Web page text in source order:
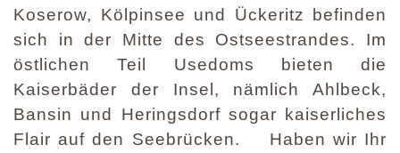
Koserow, Kölpinsee und Ückeritz befinden
sich in der Mitte des Ostseestrandes. Im
östlichen Teil Usedoms bieten die
Kaiserbäder der Insel, nämlich Ahlbeck,
Bansin und Heringsdorf sogar kaiserliches
Flair auf den Seebrücken. Haben wir Ihr